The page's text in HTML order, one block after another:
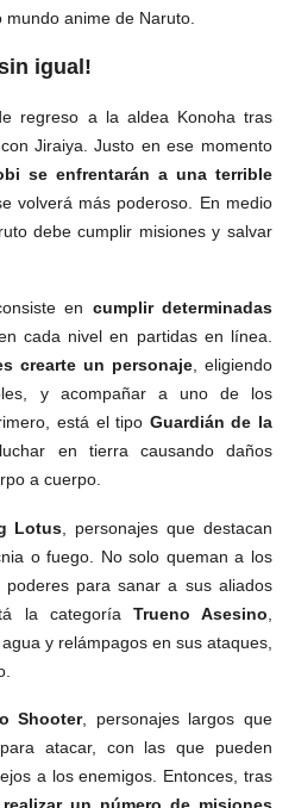
anime de Naruto.
igual!
regreso a la aldea Konoha tras
Jiraiya. Justo en ese momento
se enfrentarán a una terrible
volverá más poderoso. En medio
debe cumplir misiones y salvar
en cumplir determinadas
cada nivel en partidas en línea.
crearte un personaje, eligiendo
y acompañar a uno de los
está el tipo Guardián de la
en tierra causando daños
a cuerpo.
Lotus , personajes que destacan
o fuego. No solo queman a los
poderes para sanar a sus aliados
la categoría Trueno Asesino
y relámpagos en sus ataques,
Shooter, personajes largos que
atacar, con las que pueden
a los enemigos. Entonces, tras